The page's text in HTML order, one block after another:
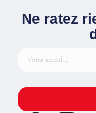
Ne ratez